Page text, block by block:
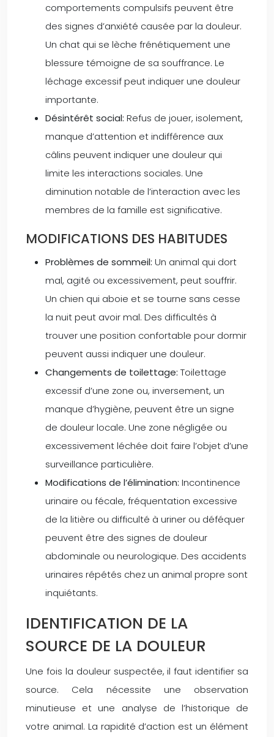
comportements compulsifs peuvent être
des signes d’anxiété causée par la douleur.
Un chat qui se lèche frénétiquement une
blessure témoigne de sa souffrance. Le
léchage excessif peut indiquer une douleur
importante.
Désintérêt social: Refus de jouer, isolement,
manque d’attention et indifférence aux
câlins peuvent indiquer une douleur qui
limite les interactions sociales. Une
diminution notable de l’interaction avec les
membres de la famille est significative.
MODIFICATIONS DES HABITUDES
Problèmes de sommeil: Un animal qui dort
mal, agité ou excessivement, peut souffrir.
Un chien qui aboie et se tourne sans cesse
la nuit peut avoir mal. Des difficultés à
trouver une position confortable pour dormir
peuvent aussi indiquer une douleur.
Changements de toilettage: Toilettage
excessif d’une zone ou, inversement, un
manque d’hygiène, peuvent être un signe
de douleur locale. Une zone négligée ou
excessivement léchée doit faire l’objet d’une
surveillance particulière.
Modifications de l’élimination: Incontinence
urinaire ou fécale, fréquentation excessive
de la litière ou difficulté à uriner ou déféquer
peuvent être des signes de douleur
abdominale ou neurologique. Des accidents
urinaires répétés chez un animal propre sont
inquiétants.
IDENTIFICATION DE LA
SOURCE DE LA DOULEUR
Une fois la douleur suspectée, il faut identifier sa
source. Cela nécessite une observation
minutieuse et une analyse de l’historique de
votre animal. La rapidité d’action est un élément